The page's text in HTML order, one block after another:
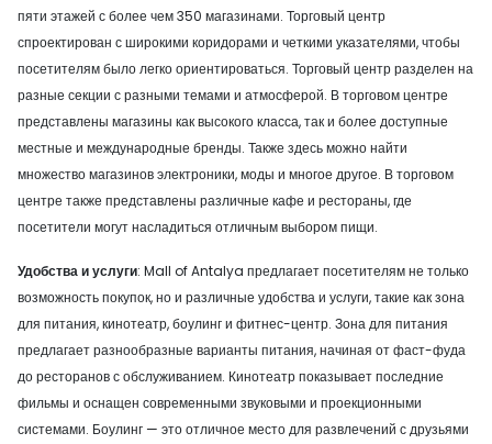
пяти этажей с более чем 350 магазинами. Торговый центр
спроектирован с широкими коридорами и четкими указателями, чтобы
посетителям было легко ориентироваться. Торговый центр разделен на
разные секции с разными темами и атмосферой. В торговом центре
представлены магазины как высокого класса, так и более доступные
местные и международные бренды. Также здесь можно найти
множество магазинов электроники, моды и многое другое. В торговом
центре также представлены различные кафе и рестораны, где
посетители могут насладиться отличным выбором пищи.
Удобства и услуги: Mall of Antalya предлагает посетителям не только
возможность покупок, но и различные удобства и услуги, такие как зона
для питания, кинотеатр, боулинг и фитнес-центр. Зона для питания
предлагает разнообразные варианты питания, начиная от фаст-фуда
до ресторанов с обслуживанием. Кинотеатр показывает последние
фильмы и оснащен современными звуковыми и проекционными
системами. Боулинг — это отличное место для развлечений с друзьями